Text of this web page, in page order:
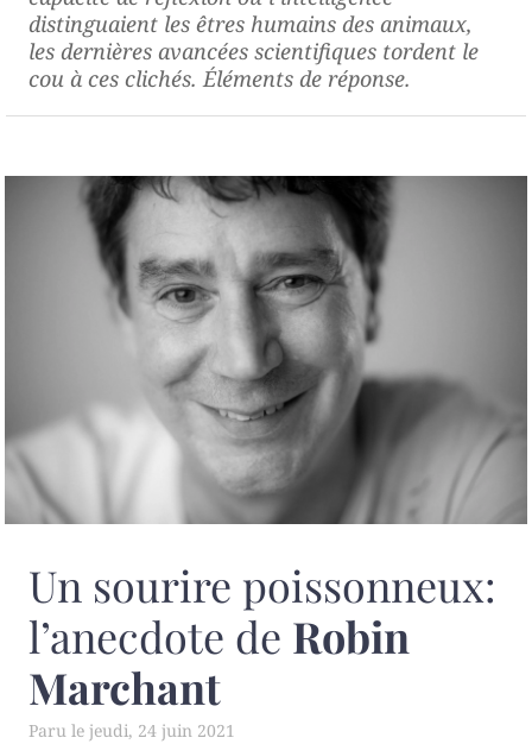
distinguaient les êtres humains des animaux,
les dernières avancées scientifiques tordent le
cou à ces clichés. Éléments de réponse.
Un sourire poissonneux:
l’anecdote de Robin
Marchant
jeudi, 24 juin 2021